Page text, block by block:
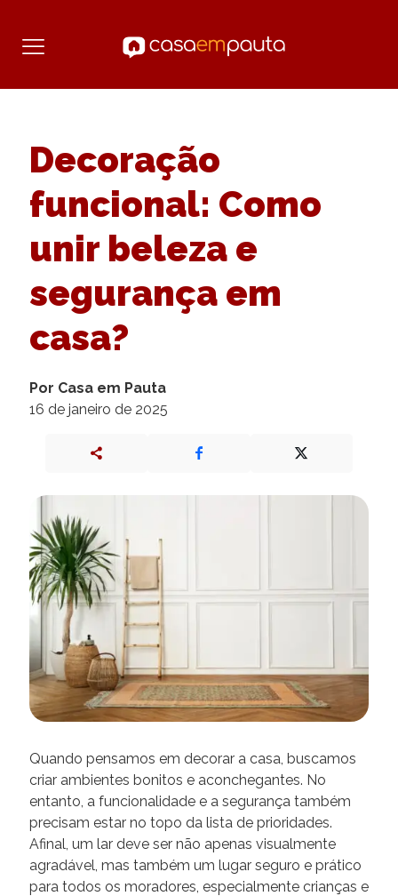
Decoração
funcional: Como
unir beleza e
segurança em
casa?
Por Casa em Pauta
16 de janeiro de 2025
Quando pensamos em decorar a casa, buscamos
criar ambientes bonitos e aconchegantes. No
entanto, a funcionalidade e a segurança também
precisam estar no topo da lista de prioridades.
Afinal, um lar deve ser não apenas visualmente
agradável, mas também um lugar seguro e prático
para todos os moradores, especialmente crianças e